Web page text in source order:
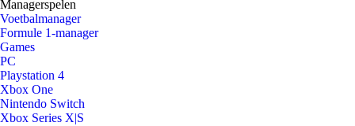
Managerspelen
Voetbalmanager
Formule 1-manager
Games
PC
Playstation 4
Xbox One
Nintendo Switch
Xbox Series X|S